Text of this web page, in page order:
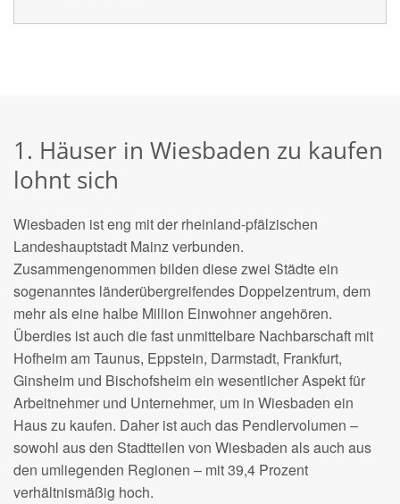
1. Häuser in Wiesbaden zu kaufen
lohnt sich
Wiesbaden ist eng mit der rheinland-pfälzischen
Landeshauptstadt Mainz verbunden.
Zusammengenommen bilden diese zwei Städte ein
sogenanntes länderübergreifendes Doppelzentrum, dem
mehr als eine halbe Million Einwohner angehören.
Überdies ist auch die fast unmittelbare Nachbarschaft mit
Hofheim am Taunus, Eppstein, Darmstadt, Frankfurt,
Ginsheim und Bischofsheim ein wesentlicher Aspekt für
Arbeitnehmer und Unternehmer, um in Wiesbaden ein
Haus zu kaufen. Daher ist auch das Pendlervolumen –
sowohl aus den Stadtteilen von Wiesbaden als auch aus
den umliegenden Regionen – mit 39,4 Prozent
verhältnismäßig hoch.